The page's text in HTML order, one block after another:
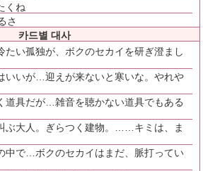
くね
さ
카드별 대사
い孤独が、ボクのセカイを研ぎ澄まし
いいが…迎えが来ないと寒いな。やれや
道具だが…雑音を聴かない道具でもある
ぶ大人。ぎらつく建物。……キミは、ま
中で…ボクのセカイはまだ、脈打ってい